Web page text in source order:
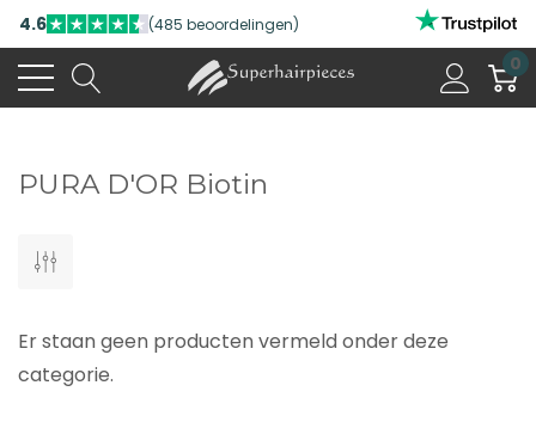
4.6 (485 beoordelingen)
0
PURA D'OR Biotin
Er staan geen producten vermeld onder deze
categorie.